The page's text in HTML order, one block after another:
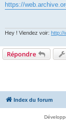
s
s
https://
Hey ! Viendez voir: http://
Répondre
Index du forum